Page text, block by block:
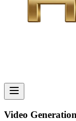
Video Generation